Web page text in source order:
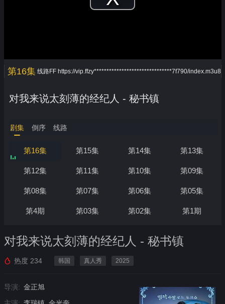
Play
第16集 线路FF https://vip.ffzy*******************************7f790/index.m3u8
对我来说太刻薄的经纪人 - 秘书镇
剧集 倒序 线路
第16集 第15集 第14集 第13集
第12集 第11集 第10集 第09集
第08集 第07集 第06集 第05集
第4期 第03集 第02集 第1期
对我来说太刻薄的经纪人 - 秘书镇
热度 234 韩国 真人秀 2025
导演: 金正旭